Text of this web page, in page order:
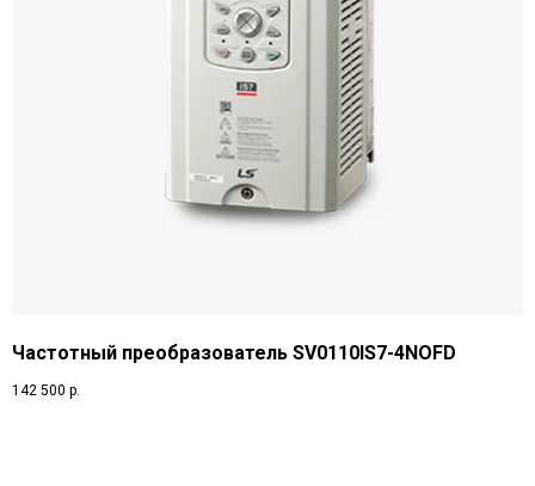
Частотный преобразователь SV0110IS7-4NOFD
142 500 р.